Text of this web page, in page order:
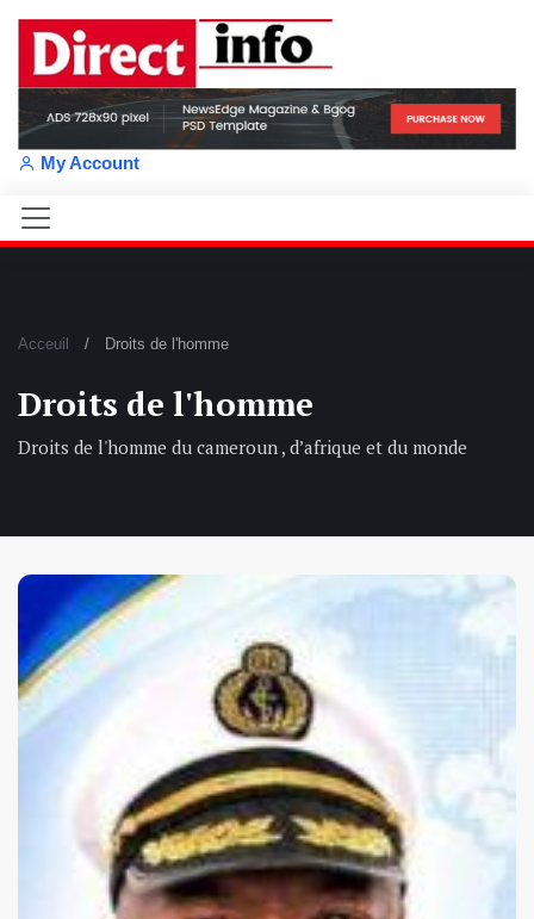
My Account
Acceuil Droits de l'homme
Droits de l'homme
Droits de l'homme du cameroun , d’afrique et du monde